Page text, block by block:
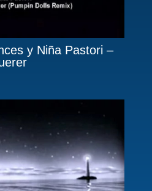
y Niña Pastori –